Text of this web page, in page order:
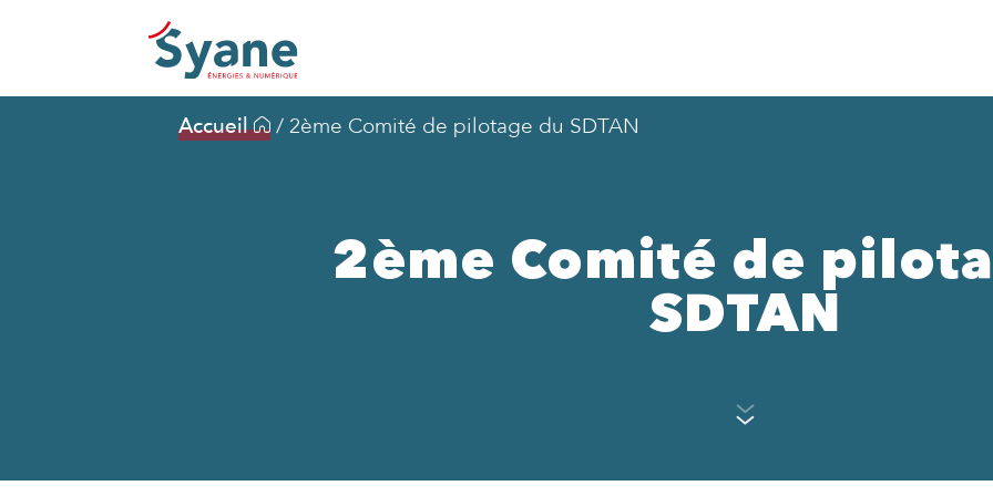
Accueil /2ème Comité de pilotage du SDTAN
2ème Comité de
SDTAN